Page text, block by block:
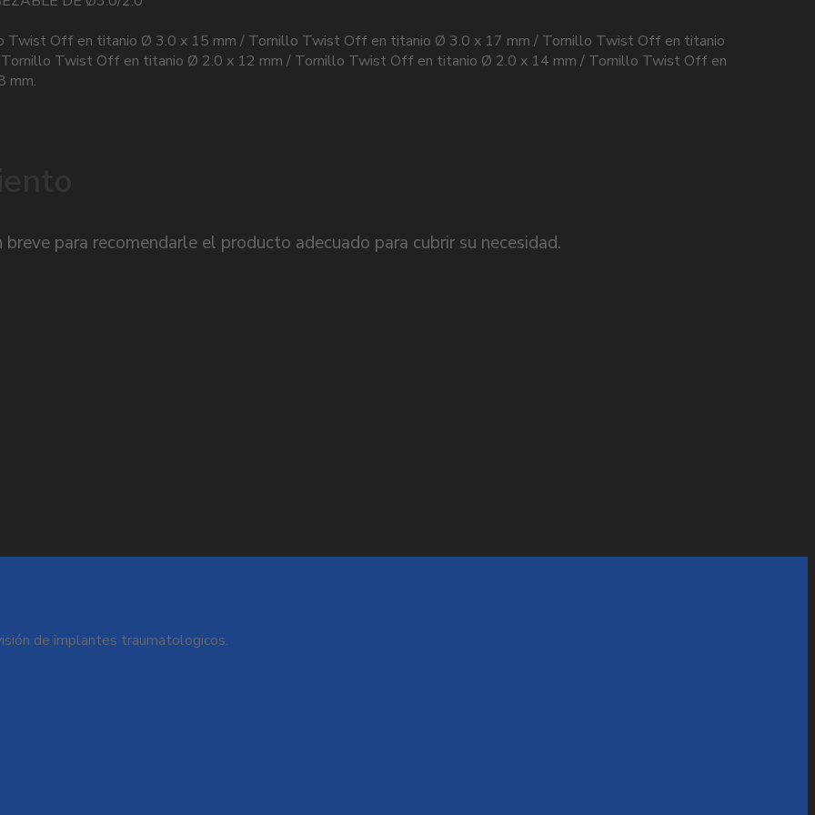
Twist Off en titanio Ø 3.0 x 15 mm / Tornillo Twist Off en titanio Ø 3.0 x 17 mm / Tornillo Twist Off en titanio
Twist Off en titanio Ø 2.0 x 12 mm / Tornillo Twist Off en titanio Ø 2.0 x 14 mm / Tornillo Twist Off en
mm.
para recomendarle el producto adecuado para cubrir su necesidad.
de implantes traumatologicos.